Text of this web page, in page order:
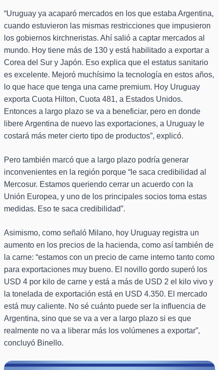
“Uruguay ya acaparó mercados en los que estaba Argentina,
cuando estuvieron las mismas restricciones que impusieron
los gobiernos kirchneristas. Ahí salió a captar mercados al
mundo. Hoy tiene más de 130 y está habilitado a exportar a
Corea del Sur y Japón. Eso explica que el estatus sanitario
es excelente. Mejoró muchísimo la tecnología en estos años,
lo que hace que tenga una carne premium. Hoy Uruguay
exporta Cuota Hilton, Cuota 481, a Estados Unidos.
Entonces a largo plazo se va a beneficiar, pero en donde
libere Argentina de nuevo las exportaciones, a Uruguay le
costará más meter cierto tipo de productos”, explicó.
Pero también marcó que a largo plazo podría generar
inconvenientes en la región porque “le saca credibilidad al
Mercosur. Estamos queriendo cerrar un acuerdo con la
Unión Europea, y uno de los principales socios toma estas
medidas. Eso te saca credibilidad”.
Asimismo, como señaló Milano, hoy Uruguay registra un
aumento en los precios de la hacienda, como así también de
la carne: “estamos con un precio de carne interno tanto como
para exportaciones muy bueno. El novillo gordo superó los
USD 4 por kilo de carne y está a más de USD 2 el kilo vivo y
la tonelada de exportación está en USD 4.350. El mercado
está muy caliente. No sé cuánto puede ser la influencia de
Argentina, sino que se va a ver a largo plazo si es que
realmente no va a liberar más los volúmenes a exportar”,
concluyó Binello.